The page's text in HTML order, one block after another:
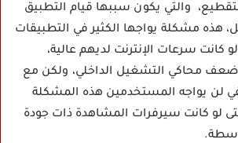
والتي يكون سببها قيام التطبيق
هذه مشكلة يواجها الكثير في التطبيقات
كانت سرعات الإنترنت لديهم عالية،
ضعف محاكي التشغيل الداخلي، ولكن مع
لن يواجه المستخدمين هذه المشكلة
لو كانت سيرفرات المشاهدة ذات جودة